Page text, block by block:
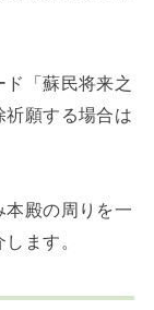
「蘇民将来之
祈願する場合は
本殿の周りを一
ます。